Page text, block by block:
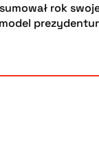
swojej pracy.